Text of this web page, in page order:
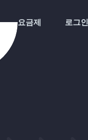
요금제 로그인